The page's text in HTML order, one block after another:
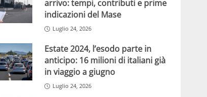
arrivo: tempi, contributi e prime
indicazioni del Mase
Luglio 24, 2026
Estate 2024, l’esodo parte in
anticipo: 16 milioni di italiani già
in viaggio a giugno
Luglio 24, 2026